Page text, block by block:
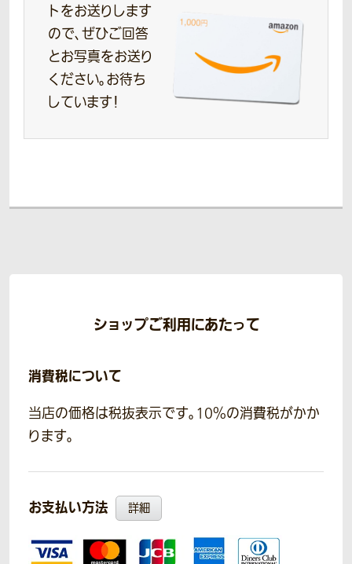
トをお送りします
ので、ぜひご回答
とお写真をお送り
ください。お待ち
しています！
ショップご利用にあたって
消費税について
当店の価格は税抜表示です。10％の消費税がかか
ります。
お支払い方法 詳細